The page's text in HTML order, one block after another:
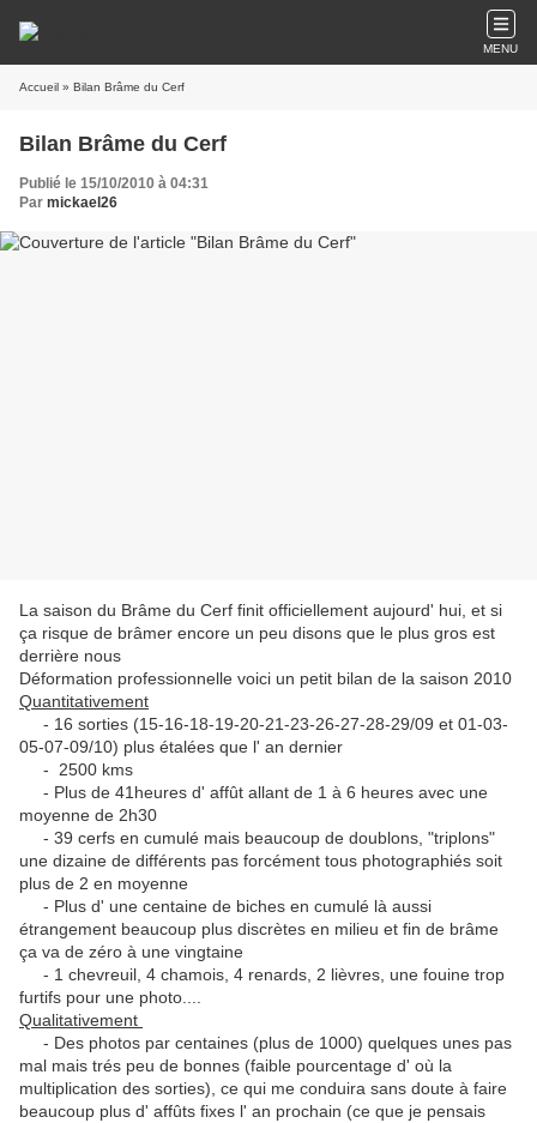
MENU
Accueil » Bilan Brâme du Cerf
Bilan Brâme du Cerf
Publié le 15/10/2010 à 04:31
Par mickael26
La saison du Brâme du Cerf finit officiellement aujourd' hui, et si
ça risque de brâmer encore un peu disons que le plus gros est
derrière nous
Déformation professionnelle voici un petit bilan de la saison 2010
Quantitativement
- 16 sorties (15-16-18-19-20-21-23-26-27-28-29/09 et 01-03-
05-07-09/10) plus étalées que l' an dernier
- 2500 kms
- Plus de 41heures d' affût allant de 1 à 6 heures avec une
moyenne de 2h30
- 39 cerfs en cumulé mais beaucoup de doublons, "triplons"
une dizaine de différents pas forcément tous photographiés soit
plus de 2 en moyenne
- Plus d' une centaine de biches en cumulé là aussi
étrangement beaucoup plus discrètes en milieu et fin de brâme
ça va de zéro à une vingtaine
- 1 chevreuil, 4 chamois, 4 renards, 2 lièvres, une fouine trop
furtifs pour une photo....
Qualitativement
- Des photos par centaines (plus de 1000) quelques unes pas
mal mais trés peu de bonnes (faible pourcentage d' où la
multiplication des sorties), ce qui me conduira sans doute à faire
beaucoup plus d' affûts fixes l' an prochain (ce que je pensais